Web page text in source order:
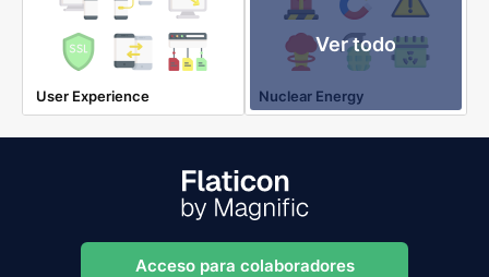
User Experience
Ver todo
Nuclear Energy
Acceso para colaboradores